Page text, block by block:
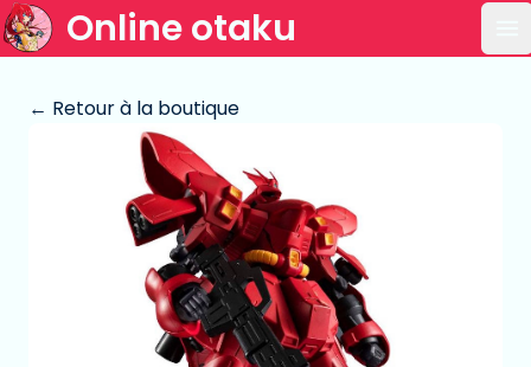
Online otaku
← Retour à la boutique